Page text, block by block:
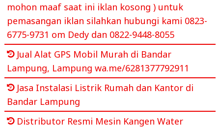
mohon maaf saat ini iklan kosong ) untuk
pemasangan iklan silahkan hubungi kami 0823-
6775-9731 om Dedy dan 0822-9448-8055
Jual Alat GPS Mobil Murah di Bandar
Lampung, Lampung wa.me/6281377792911
Jasa Instalasi Listrik Rumah dan Kantor di
Bandar Lampung
Distributor Resmi Mesin Kangen Water